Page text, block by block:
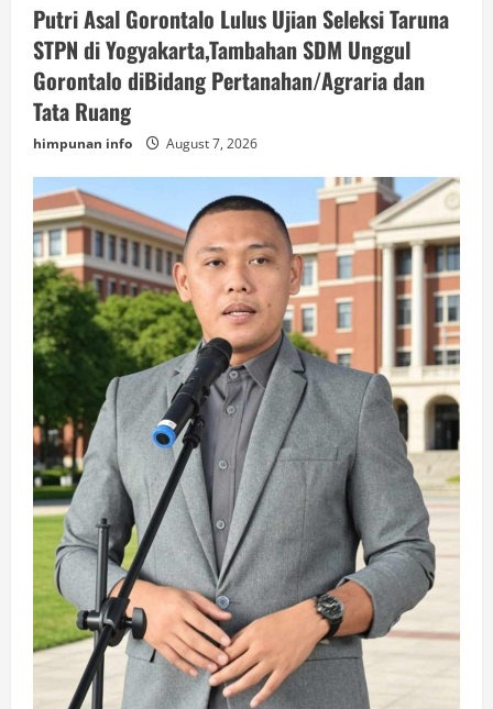
Putri Asal Gorontalo Lulus Ujian Seleksi Taruna
STPN di Yogyakarta,Tambahan SDM Unggul
Gorontalo diBidang Pertanahan/Agraria dan
Tata Ruang
himpunan info August 7, 2026